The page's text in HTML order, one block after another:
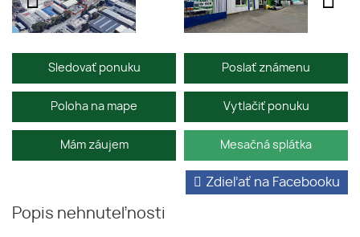
Sledovať ponuku Poslať známenu
Poloha na mape Vytlačiť ponuku
Mám záujem Mesačná splátka
Popis nehnuteľnosti
Zdieľať na Facebooku